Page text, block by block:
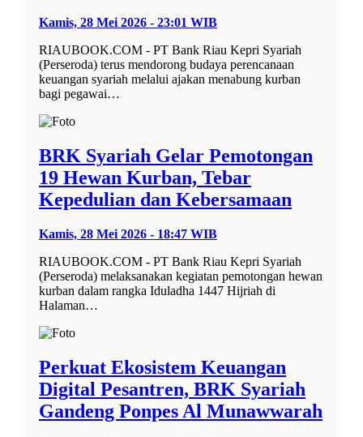
Kamis, 28 Mei 2026 - 23:01 WIB
RIAUBOOK.COM - PT Bank Riau Kepri Syariah
(Perseroda) terus mendorong budaya perencanaan
keuangan syariah melalui ajakan menabung kurban
bagi pegawai…
BRK Syariah Gelar Pemotongan
19 Hewan Kurban, Tebar
Kepedulian dan Kebersamaan
Kamis, 28 Mei 2026 - 18:47 WIB
RIAUBOOK.COM - PT Bank Riau Kepri Syariah
(Perseroda) melaksanakan kegiatan pemotongan hewan
kurban dalam rangka Iduladha 1447 Hijriah di
Halaman…
Perkuat Ekosistem Keuangan
Digital Pesantren, BRK Syariah
Gandeng Ponpes Al Munawwarah